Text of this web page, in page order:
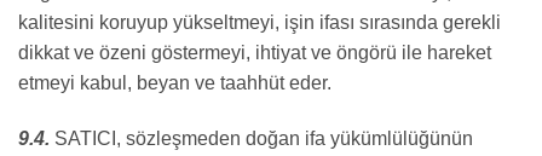
kalitesini koruyup yükseltmeyi, işin ifası sırasında gerekli
dikkat ve özeni göstermeyi, ihtiyat ve öngörü ile hareket
etmeyi kabul, beyan ve taahhüt eder.
9.4. SATICI, sözleşmeden doğan ifa yükümlülüğünün